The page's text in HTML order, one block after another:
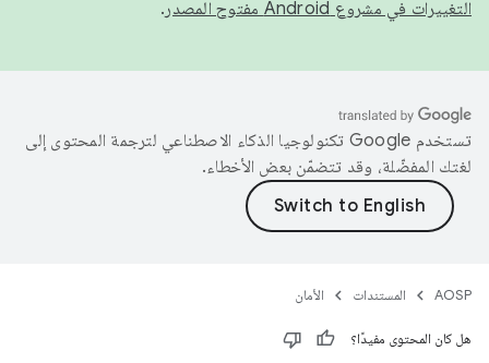
التغييرات في مشروع Android مفتوح المصدر
.
تستخدم Google تكنولوجيا الذكاء الاصطناعي لترجمة المحتوى إلى
لغتك المفضّلة، وقد تتضمّن بعض الأخطاء.
AOSP المستندات الأمان
هل كان المحتوى مفيدًا؟